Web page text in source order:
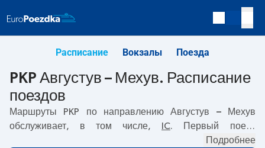
Расписание Вокзалы Поезда
PKP Августув – Мехув. Расписание
поездов
Маршруты PKP по направлению Августув – Мехув
обслуживает, в том числе,
IC. Первый поезд
с вокзала PKP Августув.
Подробнее